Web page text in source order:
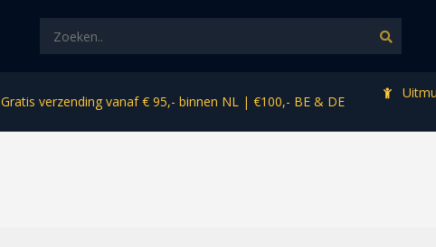
Gratis verzending vanaf € 95,- binnen NL | €100,- BE & DE